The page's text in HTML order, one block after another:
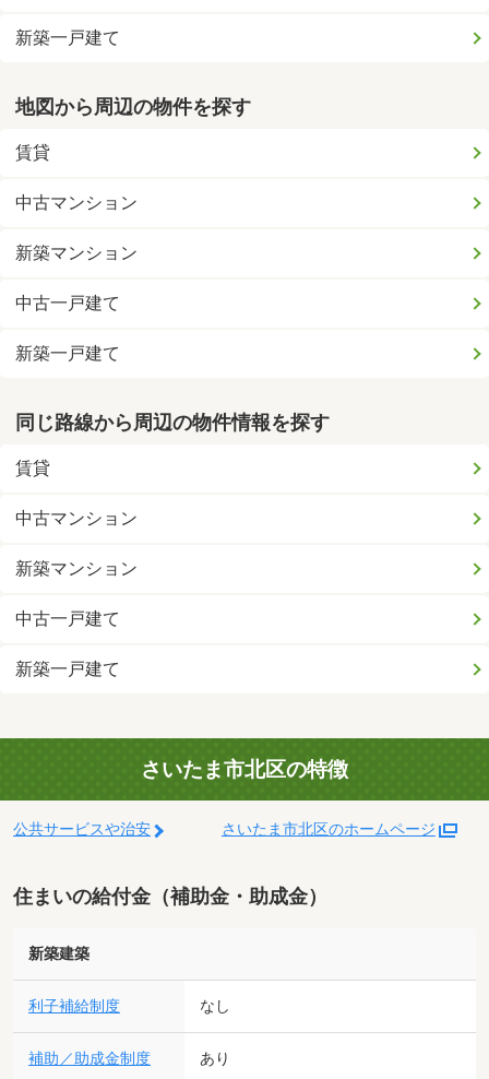
新築一戸建て
地図から周辺の物件を探す
賃貸
中古マンション
新築マンション
中古一戸建て
新築一戸建て
同じ路線から周辺の物件情報を探す
賃貸
中古マンション
新築マンション
中古一戸建て
新築一戸建て
さいたま市北区の特徴
公共サービスや治安 さいたま市北区のホームページ
住まいの給付金（補助金・助成金）
新築建築
利子補給制度 なし
補助／助成金制度 あり